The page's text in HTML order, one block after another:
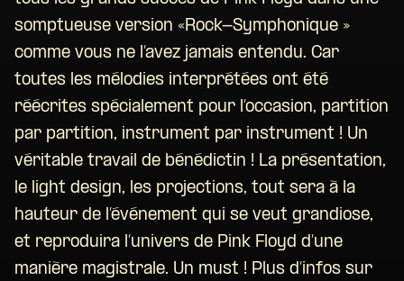
somptueuse version «Rock-Symphonique »
comme vous ne l’avez jamais entendu. Car
toutes les mélodies interprétées ont été
réécrites spécialement pour l’occasion, partition
par partition, instrument par instrument ! Un
véritable travail de bénédictin ! La présentation,
le light design, les projections, tout sera à la
hauteur de l’événement qui se veut grandiose,
et reproduira l’univers de Pink Floyd d’une
manière magistrale. Un must ! Plus d’infos sur